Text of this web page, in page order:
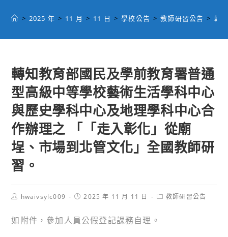
> 2025 年 > 11 月 > 11 日 > 學校公告 > 教師研習公告 > 轉
轉知教育部國民及學前教育署普通
型高級中等學校藝術生活學科中心
與歷史學科中心及地理學科中心合
作辦理之 「「走入彰化」從廟
埕、市場到北管文化」全國教師研
習。
Posthwaivsylc009
Post2025 年 11 月 11 日
Post教師研習公告
如附件，參加人員公假登記課務自理。